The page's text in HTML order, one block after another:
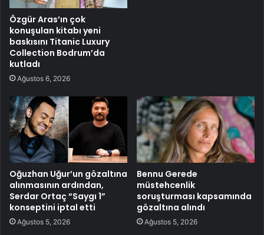
Özgür Aras’ın çok
konuşulan kitabı yeni
baskısını Titanic Luxury
Collection Bodrum’da
kutladı
Ağustos 6, 2026
Oğuzhan Uğur’un gözaltına
alınmasının ardından,
Serdar Ortaç “Saygı 1”
konseptini iptal etti
Ağustos 5, 2026
Bennu Gerede
müstehcenlik
soruşturması kapsamında
gözaltına alındı
Ağustos 5, 2026